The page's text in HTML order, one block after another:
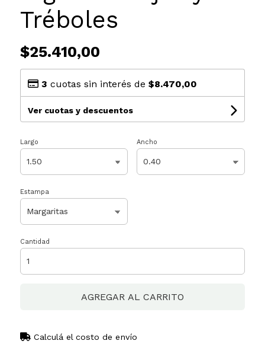
Tréboles
$25.410,00
3 cuotas sin interés de $8.470,00
Ver cuotas y descuentos
Largo Ancho
Estampa
Cantidad
AGREGAR AL CARRITO
Calculá el costo de envío